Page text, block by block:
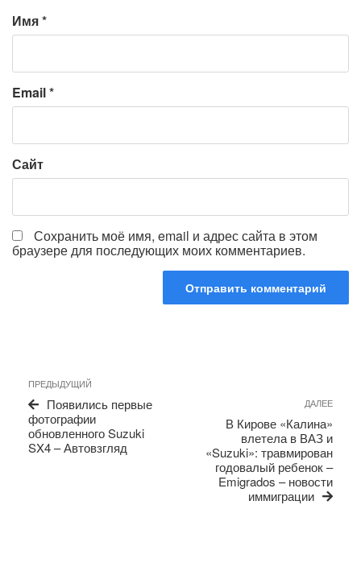
Имя*
Email*
Сайт
Сохранить моё имя, email и адрес сайта в этом
браузере для последующих моих комментариев.
по
записям
Предыдущая
запись
ПРЕДЫДУЩИЙ
Появились первые
фотографии
обновленного Suzuki
SX4 – Автовзгляд
ДАЛЕЕ
В Кирове «Калина»
влетела в ВАЗ и
«Suzuki»: травмирован
годовалый ребенок –
Emigrados – новости
иммиграции